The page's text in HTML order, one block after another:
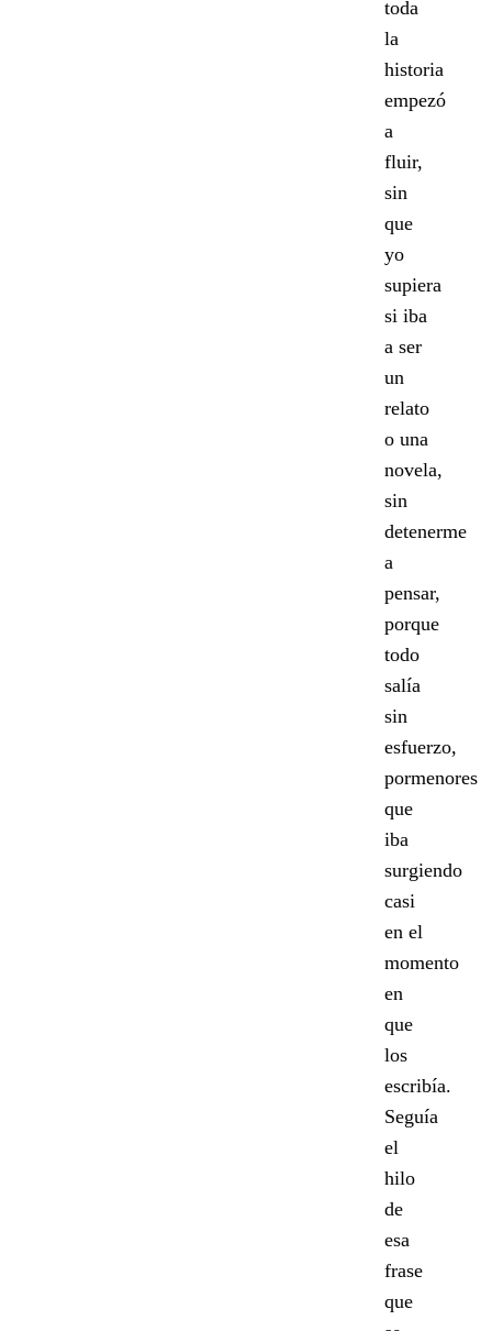
toda
la
historia
empezó
a
fluir,
sin
que
yo
supiera
si iba
a ser
un
relato
o una
novela,
sin
detenerme
a
pensar,
porque
todo
salía
sin
esfuerzo,
pormenores
que
iba
surgiendo
casi
en el
momento
en
que
los
escribía.
Seguía
el
hilo
de
esa
frase
que